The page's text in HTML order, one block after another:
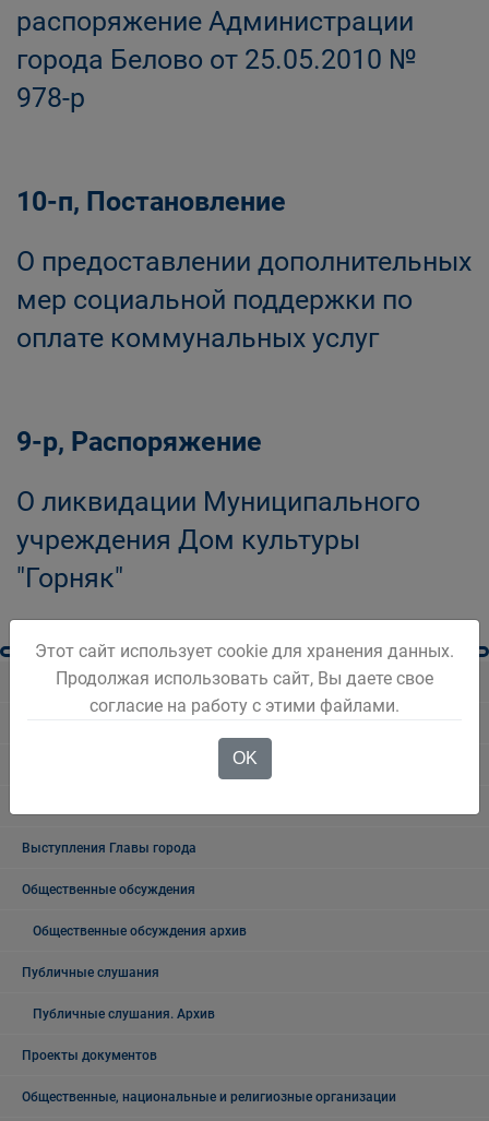
распоряжение Администрации
города Белово от 25.05.2010 №
978-р
10-п, Постановление
О предоставлении дополнительных
мер социальной поддержки по
оплате коммунальных услуг
9-р, Распоряжение
О ликвидации Муниципального
учреждения Дом культуры
"Горняк"
Новости Белова
Выступления Главы города
Общественные обсуждения
Общественные обсуждения архив
Публичные слушания
Публичные слушания. Архив
Проекты документов
Общественные, национальные и религиозные организации
Этот сайт использует cookie для хранения данных.
Продолжая использовать сайт, Вы даете свое
согласие на работу с этими файлами.
OK